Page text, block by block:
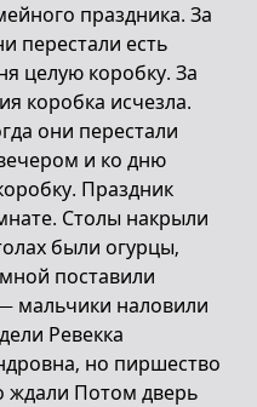
праздника. За
перестали есть
целую коробку. За
коробка исчезла.
они перестали
и ко дню
Праздник
Столы накрыли
были огурцы,
поставили
мальчики наловили
Ревекка
но пиршество
ждали Потом дверь